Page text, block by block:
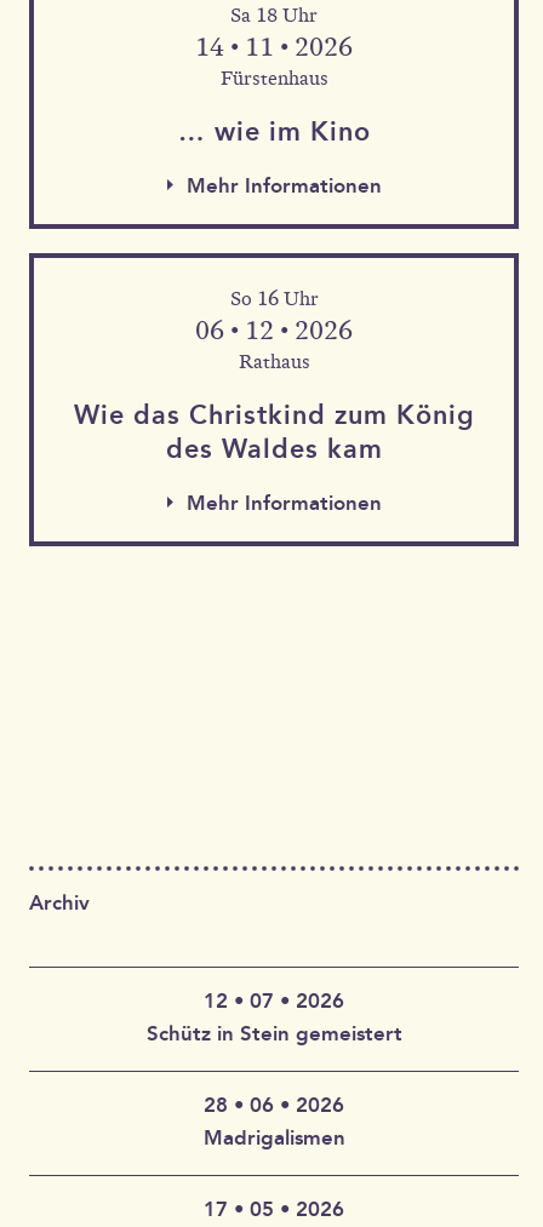
Mehr Informationen
Mehr Informationen
Sa 18 Uhr
14 • 11 • 2026
Fürstenhaus
… wie im Kino
Mehr Informationen
So 16 Uhr
06 • 12 • 2026
Rathaus
Wie das Christkind zum König
des Waldes kam
Mehr Informationen
Archiv
Schütz in Stein gemeistert
12 • 07 • 2026
Claudia Wahlbuhl – Violine, Bratsche, Gambe, Gesang |
Thomas Wahlbuhl – Akkordeon, Gesang | Jan Geisler –
Klarinette, Saxophon, Gesang | Holger Vandrich –
Gitarre, Gesang | Stefan Garthoff – Gesang, Melodica |
Madrigalismen
28 • 06 • 2026
17 • 05 • 2026